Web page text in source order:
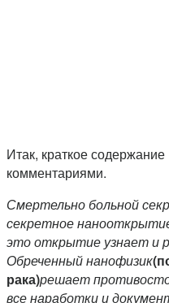
Итак, краткое
комментариями.
Смертельно больной
секретное
это открытие узнает и
Обреченный нанофизик
рака)решает
все наработки и